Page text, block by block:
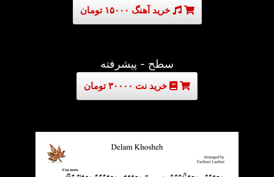
خرید آهنگ ۱۵۰۰۰ تومان
سطح - پیشرفته
خرید نت ۳۰۰۰۰ تومان